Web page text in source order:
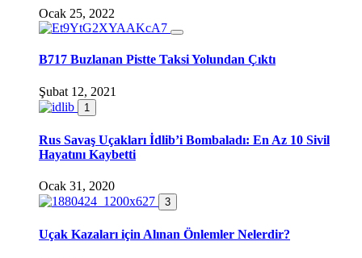
Ocak 25, 2022
B717 Buzlanan Pistte Taksi Yolundan Çıktı
Şubat 12, 2021
1
Rus Savaş Uçakları İdlib’i Bombaladı: En Az 10 Sivil
Hayatını Kaybetti
Ocak 31, 2020
3
Uçak Kazaları için Alınan Önlemler Nelerdir?